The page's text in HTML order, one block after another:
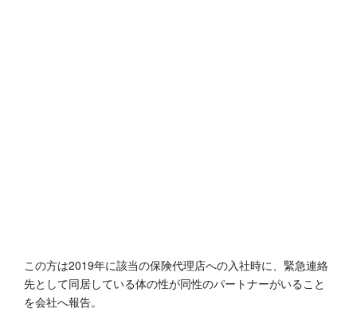
この方は2019年に該当の保険代理店への入社時に、緊急連絡
先として同居している体の性が同性のパートナーがいること
を会社へ報告。